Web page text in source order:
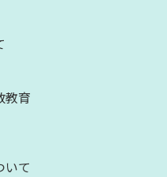
教育
いて